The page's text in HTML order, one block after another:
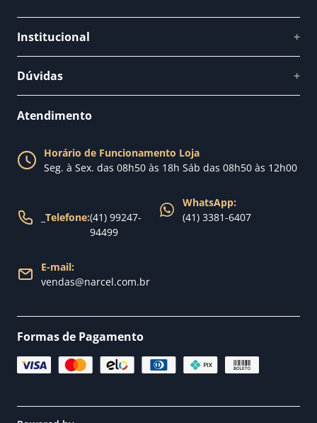
Institucional +
Fale conosco
Nossa loja
Dúvidas +
Política de Trocas
Política de Entrega
Atendimento
Horário de Funcionamento Loja
Seg. à Sex. das 08h50 às 18h Sáb das 08h50 às 12h00
Telefone:(41) 99247-
94499
WhatsApp:
(41) 3381-6407
E-mail:
vendas@narcel.com.br
Formas de Pagamento